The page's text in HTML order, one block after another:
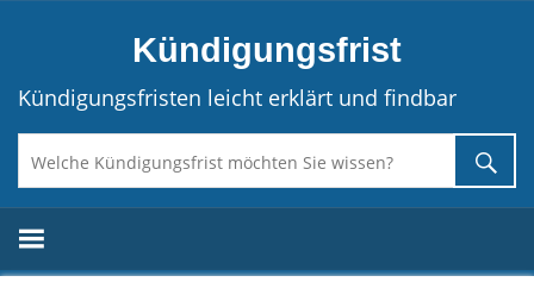
Kündigungsfrist
Kündigungsfristen leicht erklärt und findbar